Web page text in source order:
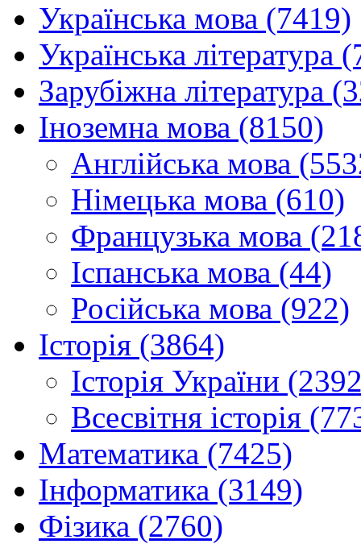
Українська мова (7419)
Українська література
Зарубіжна література
Іноземна мова (8150)
Англійська мова
Німецька мова (610)
Французька мова
Іспанська мова (44)
Російська мова (922)
Історія (3864)
Історія України
Всесвітня історія
Математика (7425)
Інформатика (3149)
Фізика (2760)